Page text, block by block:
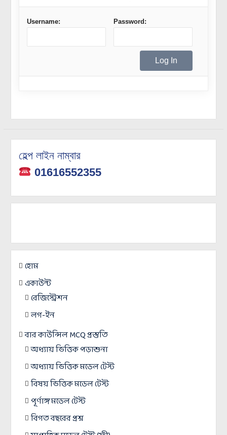
Username: Password:
হেল্প লাইন নাম্বার
01616552355
হোম
একাউন্ট
রেজিস্ট্রেশন
লগ-ইন
বার কাউন্সিল MCQ প্রস্তুতি
অধ্যায় ভিত্তিক পড়াশুনা
অধ্যায় ভিত্তিক মডেল টেস্ট
বিষয় ভিত্তিক মডেল টেস্ট
পূর্ণাঙ্গ মডেল টেস্ট
বিগত বছরের প্রশ্ন